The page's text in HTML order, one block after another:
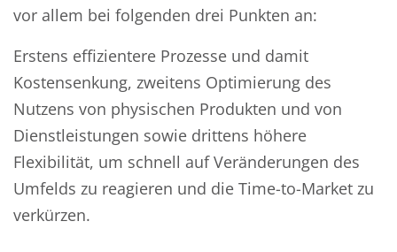
vor allem bei folgenden drei Punkten an:
Erstens effizientere Prozesse und damit
Kostensenkung, zweitens Optimierung des
Nutzens von physischen Produkten und von
Dienstleistungen sowie drittens höhere
Flexibilität, um schnell auf Veränderungen des
Umfelds zu reagieren und die Time-to-Market zu
verkürzen.